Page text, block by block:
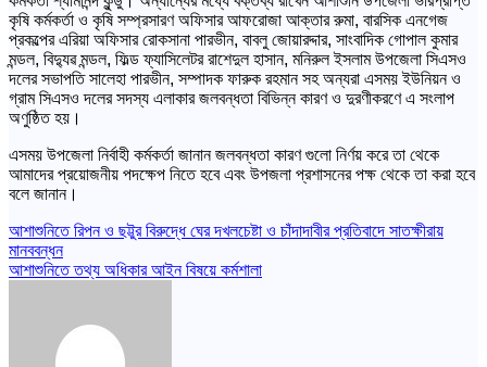
কৃষি কর্মকর্তা ও কৃষি সম্প্রসারণ অফিসার আফরোজা আক্তার রুমা, বারসিক এনগেজ
প্রকল্পের এরিয়া অফিসার রোকসানা পারভীন, বাবলু জোয়ারদ্দার, সাংবাদিক গোপাল কুমার
মন্ডল, বিদ্যুৱ মন্ডল, ফিল্ড ফ্যাসিলেটর রাশেদুল হাসান, মনিরুল ইসলাম উপজেলা সিএসও
দলের সভাপতি সালেহা পারভীন, সম্পাদক ফারুক রহমান সহ অন্যরা এসময় ইউনিয়ন ও
গ্রাম সিএসও দলের সদস্য এলাকার জলবন্ধতা বিভিন্ন কারণ ও দুরণীকরণে এ সংলাপ
অণুষ্ঠিত হয়।
এসময় উপজেলা নির্বাহী কর্মকর্তা জানান জলবন্ধতা কারণ গুলো নির্ণয় করে তা থেকে
আমাদের প্রয়োজনীয় পদক্ষেপ নিতে হবে এবং উপজলা প্রশাসনের পক্ষ থেকে তা করা হবে
বলে জানান।
Post
navigation
আশাশুনিতে রিপন ও ছট্টুর বিরুদ্ধে ঘের দখলচেষ্টা ও চাঁদাদাবীর প্রতিবাদে সাতক্ষীরায়
মানববন্ধন
আশাশুনিতে তথ্য অধিকার আইন বিষয়ে কর্মশালা